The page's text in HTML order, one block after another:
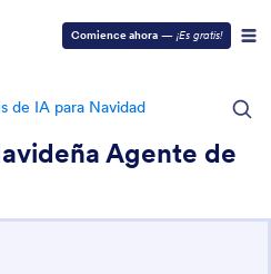
Comience ahora — ¡Es gratis!
de IA para Navidad
Agente de